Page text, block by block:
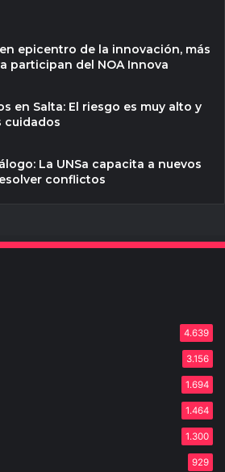
epicentro de la innovación, más
participan del NOA Innova
en Salta: El riesgo es muy alto y
cuidados
La UNSa capacita a nuevos
conflictos
4.639
3.156
1.694
1.464
1.300
929